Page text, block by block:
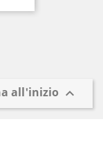
all'inizio 